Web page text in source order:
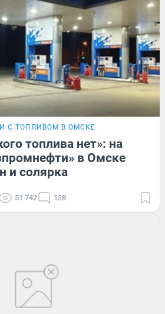
С ТОПЛИВОМ В ОМСКЕ
топлива нет»: на
в Омске
и солярка
51 742 128